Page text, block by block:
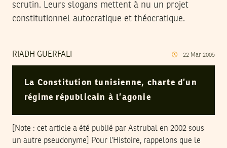
scrutin. Leurs slogans mettent à nu un projet
constitutionnel autocratique et théocratique.
RIADH GUERFALI 22 Mar 2005
La Constitution tunisienne, charte d’un
régime républicain à l’agonie
[Note : cet article a été publié par Astrubal en 2002 sous
un autre pseudonyme] Pour l’Histoire, rappelons que le